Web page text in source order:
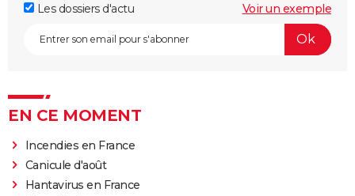
Les dossiers d'actu
Voir un exemple
EN CE MOMENT
Incendies en France
Canicule d'août
Hantavirus en France